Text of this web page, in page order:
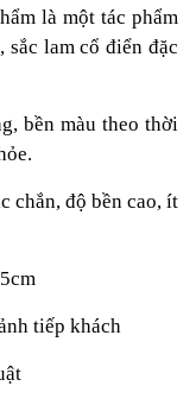
là một tác phẩm
sắc lam cổ điển đặc
bền màu theo thời
chắn, độ bền cao, ít
tiếp khách